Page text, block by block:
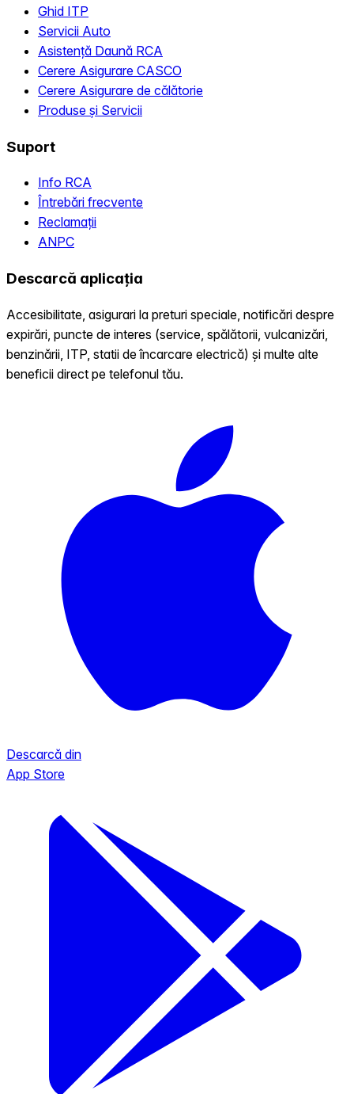
Ghid ITP
Servicii Auto
Asistență Daună RCA
Cerere Asigurare CASCO
Cerere Asigurare de călătorie
Produse și Servicii
Suport
Info RCA
Întrebări frecvente
Reclamații
ANPC
Descarcă aplicația
Accesibilitate, asigurari la preturi speciale, notificări despre
expirări, puncte de interes (service, spălătorii, vulcanizări,
benzinării, ITP, statii de încarcare electrică) și multe alte
beneficii direct pe telefonul tău.
Descarcă din
App Store